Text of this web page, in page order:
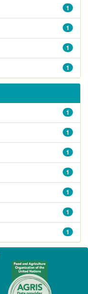
1
1
1
1
1
1
1
1
1
1
1